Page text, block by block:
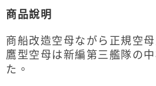
免運費
商品說明
商船改造空母ながら正規空
鷹型空母は新編第三艦隊の
た。